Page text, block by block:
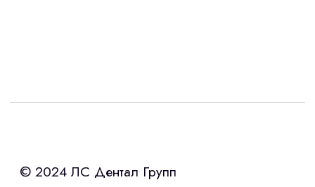
Интересует лизинг?
«Уралпромлизинг» подберем выгодные